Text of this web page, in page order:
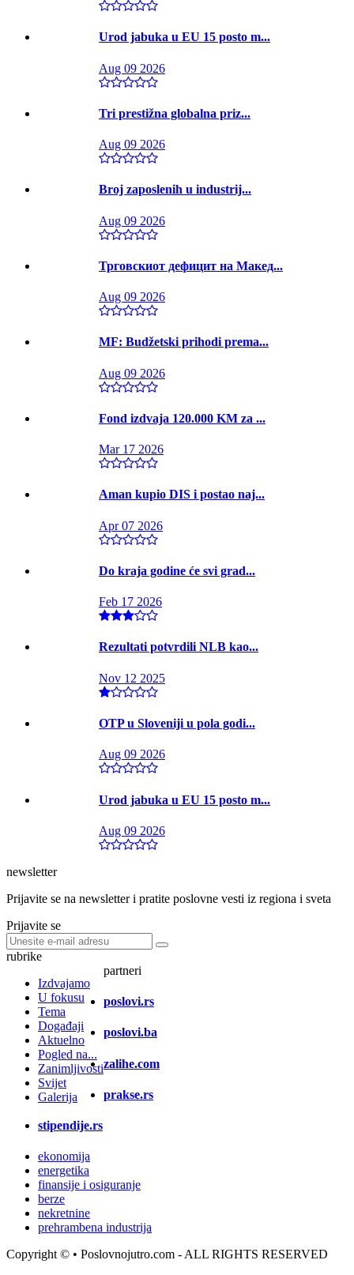
Urod jabuka u EU 15 posto m...
Aug 09 2026
Tri prestižna globalna priz...
Aug 09 2026
Broj zaposlenih u industrij...
Aug 09 2026
Трговскиот дефицит на Макед...
Aug 09 2026
MF: Budžetski prihodi prema...
Aug 09 2026
Fond izdvaja 120.000 KM za ...
Mar 17 2026
Aman kupio DIS i postao naj...
Apr 07 2026
Do kraja godine će svi grad...
Feb 17 2026
Rezultati potvrdili NLB kao...
Nov 12 2025
OTP u Sloveniji u pola godi...
Aug 09 2026
Urod jabuka u EU 15 posto m...
Aug 09 2026
newsletter
Prijavite se na newsletter i pratite poslovne vesti iz regiona i sveta
Prijavite se
rubrike
Izdvajamo
U fokusu
Tema
Događaji
Aktuelno
Pogled na...
Zanimljivosti
Svijet
Galerija
partneri
poslovi.rs
poslovi.ba
zalihe.com
prakse.rs
stipendije.rs
ekonomija
energetika
finansije i osiguranje
berze
nekretnine
prehrambena industrija
Copyright © • Poslovnojutro.com - ALL RIGHTS RESERVED